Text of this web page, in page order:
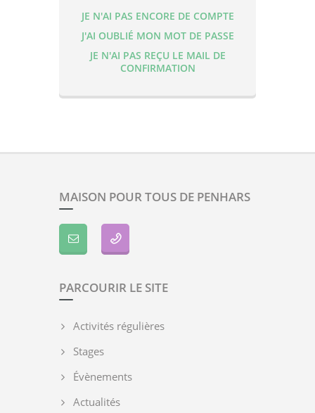
JE N'AI PAS ENCORE DE COMPTE
J'AI OUBLIÉ MON MOT DE PASSE
JE N'AI PAS REÇU LE MAIL DE
CONFIRMATION
MAISON POUR TOUS DE PENHARS
PARCOURIR LE SITE
Activités régulières
Stages
Évènements
Actualités